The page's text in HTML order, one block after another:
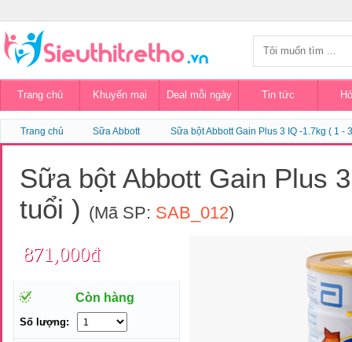
Trang chủ Khuyến mại Deal mỗi ngày Tin tức
Trang chủ Sữa Abbott Sữa bột Abbott Gain Plus 3 IQ -1.7kg ( 1 -
Sữa bột Abbott Gain Plus
tuổi ) (Mã SP: SAB_012)
871,000đ
Còn hàng
Số lượng: